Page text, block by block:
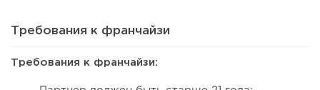
Требования к франчайзи
Требования к франчайзи: